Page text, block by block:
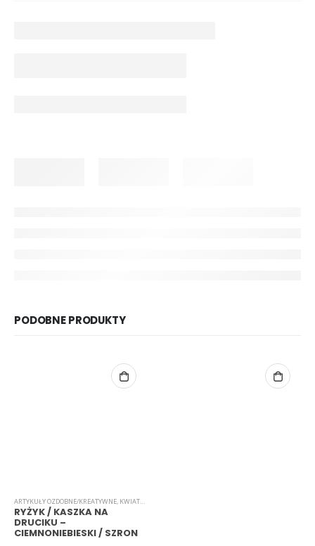
PODOBNE PRODUKTY
ARTYKUŁY OZDOBNE/KREATYWNE, KWIATKI
RYŻYK / KASZKA NA
DRUCIKU –
CIEMNONIEBIESKI / SZRON